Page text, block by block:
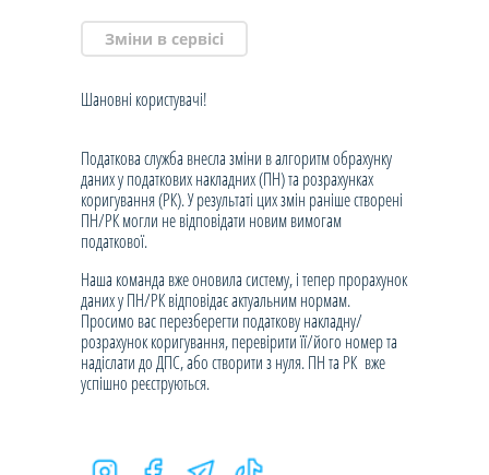
Зміни в сервісі
Шановні користувачі!
Податкова служба внесла зміни в алгоритм обрахунку
даних у податкових накладних (ПН) та розрахунках
коригування (РК). У результаті цих змін раніше створені
ПН/РК могли не відповідати новим вимогам
податкової.
Наша команда вже оновила систему, і тепер прорахунок
даних у ПН/РК відповідає актуальним нормам.
Просимо вас перезберегти податкову накладну/
розрахунок коригування, перевірити її/його номер та
надіслати до ДПС, або створити з нуля. ПН та РК вже
успішно реєструються.